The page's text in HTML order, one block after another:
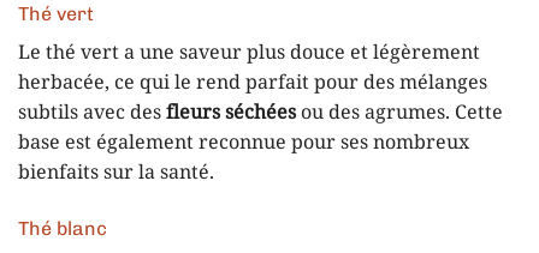
Thé vert
Le thé vert a une saveur plus douce et légèrement
herbacée, ce qui le rend parfait pour des mélanges
subtils avec desfleurs séchéesou des agrumes. Cette
base est également reconnue pour ses nombreux
bienfaits sur la santé.
Thé blanc